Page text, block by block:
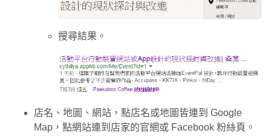
搜尋結果。
店名、地圖、網站，點店名或地圖皆連到 Google
Map，點網站連到店家的官網或 Facebook 粉絲頁。